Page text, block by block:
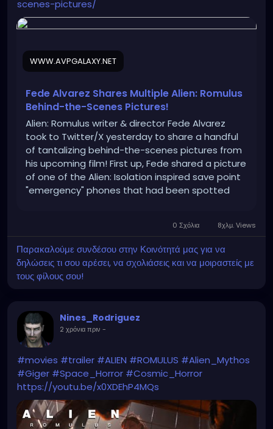
scenes-pictures/
WWW.AVPGALAXY.NET
Fede Alvarez Shares Multiple Alien: Romulus
Behind-the-Scenes Pictures!
Alien: Romulus writer & director Fede Alvarez
took to Twitter/X yesterday to share a handful
of tantalizing behind-the-scenes pictures from
his upcoming film! First up, Fede shared a picture
of one of the Alien: Isolation inspired save point
"emergency" phones that had been spotted
0 Σχόλια 8χλμ. Views
Παρακαλούμε συνδέσου στην Κοινότητά μας για να
δηλώσεις τι σου αρέσει, να σχολιάσεις και να μοιραστείς με
τους φίλους σου!
Nines_Rodriguez
2 χρόνια πριν -
#movies #trailer #ALIEN #ROMULUS #Alien_Mythos
#Giger #Space_Horror #Cosmic_Horror
https://youtu.be/x0XDEhP4MQs